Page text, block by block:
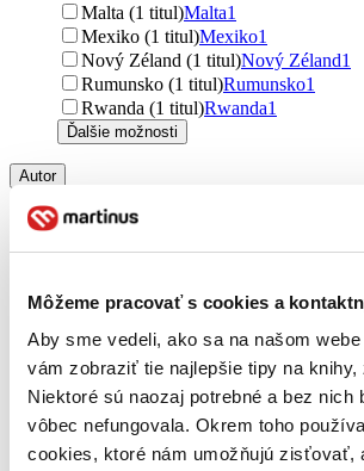
Môžeme pracovať s cookies a
Aby sme vedeli, ako sa na našom
vám zobraziť tie najlepšie tipy na knihy,
Niektoré sú naozaj potrebné a bez nich
vôbec nefungovala. Okrem toho
cookies, ktoré nám umožňujú zisťovať,
Malta (1 titul)Malta1
Mexiko (1 titul)Mexiko1
Nový Zéland (1 titul)Nový Zéland1
Rumunsko (1 titul)Rumunsko1
Rwanda (1 titul)Rwanda1
Ďalšie možnosti
Autor
Don Miguel Ruiz (11 titulov)
Don
Max Lucado (10 titulov)Max Lucado
Eckhart Tolle (6 titulov)Eckhart Tolle
C.S. Lewis (5 titulov)C.S. Lewis5
Vadim Zeland (5 titulov)Vadim
Esther Hicks (5 titulov)Esther Hicks 5
Jerry Hicks (5 titulov)
Jerry Hicks 5
Gregg Braden (5 titulov)
Gregg Braden
Dalajláma (4 tituly)Dalajláma4